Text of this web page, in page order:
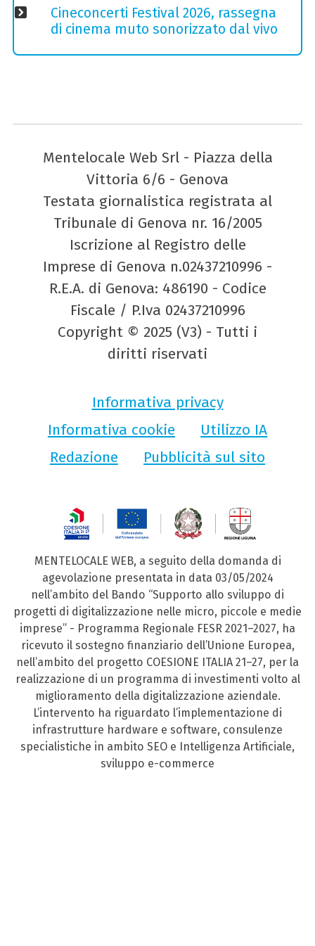
Cineconcerti Festival 2026, rassegna
di cinema muto sonorizzato dal vivo
Mentelocale Web Srl - Piazza della
Vittoria 6/6 - Genova
Testata giornalistica registrata al
Tribunale di Genova nr. 16/2005
Iscrizione al Registro delle
Imprese di Genova n.02437210996 -
R.E.A. di Genova: 486190 - Codice
Fiscale / P.Iva 02437210996
Copyright © 2025 (V3) - Tutti i
diritti riservati
Informativa privacy
Informativa cookie
Utilizzo IA
Redazione
Pubblicità sul sito
MENTELOCALE WEB, a seguito della domanda di
agevolazione presentata in data 03/05/2024
nell’ambito del Bando “Supporto allo sviluppo di
progetti di digitalizzazione nelle micro, piccole e medie
imprese” - Programma Regionale FESR 2021–2027, ha
ricevuto il sostegno finanziario dell’Unione Europea,
nell’ambito del progetto COESIONE ITALIA 21–27, per la
realizzazione di un programma di investimenti volto al
miglioramento della digitalizzazione aziendale.
L’intervento ha riguardato l’implementazione di
infrastrutture hardware e software, consulenze
specialistiche in ambito SEO e Intelligenza Artificiale,
sviluppo e-commerce